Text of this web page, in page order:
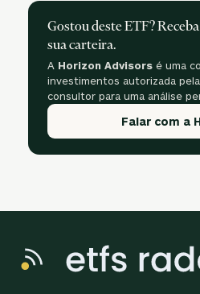
Gostou deste ETF?
sua carteira.
A Horizon Advisors é uma
investimentos autorizada pela
consultor para uma análise
Falar com a